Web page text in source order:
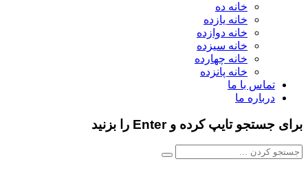
خانه ده
خانه یازده
خانه دوازده
خانه سیزده
خانه چهارده
خانه پانزده
تماس با ما
درباره ما
برای جستجو تایپ کرده و Enter را بزنید